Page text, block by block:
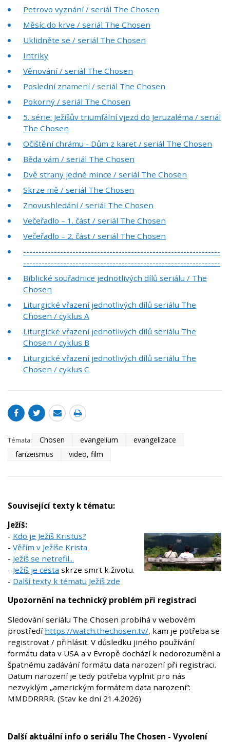
Petrovo vyznání / seriál The Chosen
Měsíc do krve / seriál The Chosen
Uklidněte se / seriál The Chosen
Intriky
Věnování / seriál The Chosen
Poslední znamení / seriál The Chosen
Pokorný / seriál The Chosen
5. série: Ježíšův triumfální vjezd do Jeruzaléma / seriál
The Chosen
Očištění chrámu - Dům z karet / seriál The Chosen
Běda vám / seriál The Chosen
Dvě strany jedné mince / seriál The Chosen
Skrze mě / seriál The Chosen
Znovushledání / seriál The Chosen
Večeřadlo – 1. část / seriál The Chosen
Večeřadlo – 2. část / seriál The Chosen
----------------------------------------------------------------
----------------------------------------------------------------
Biblické souřadnice jednotlivých dílů seriálu / The
Chosen
Liturgické vřazení jednotlivých dílů seriálu The
Chosen / cyklus A
Liturgické vřazení jednotlivých dílů seriálu The
Chosen / cyklus B
Liturgické vřazení jednotlivých dílů seriálu The
Chosen / cyklus C
Témata: Chosen evangelium
evangelizace
farizeismus
video, film
Související texty k tématu:
Ježíš:
- Kdo je Ježíš Kristus?
- Věřím v Ježíše Krista
- Ježíš se netrefil...
- Ježíš je cesta skrze smrt k životu.
- Další texty k tématu Ježíš zde
Upozornění na technický problém při registraci
Sledování seriálu The Chosen probíhá v webovém
prostředí https://watch.thechosen.tv/, kam je potřeba se
registrovat / přihlásit. V důsledku jiného používání
formátu data v USA a v Evropě dochází k nedorozumění a
špatnému zadávání formátu data narození při registraci.
Datum narození je tedy potřeba vyplnit pro nás
nezvyklým „americkým formátem data narození“:
MMDDRRRR. (Stav ke dni 21.4.2026)
Další aktuální info o seriálu The Chosen - Vyvolení